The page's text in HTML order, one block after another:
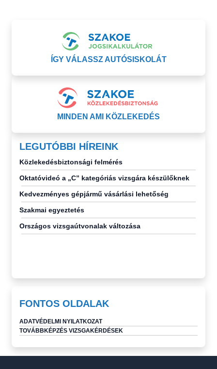
ÍGY VÁLASSZ AUTÓSISKOLÁT
MINDEN AMI KÖZLEKEDÉS
LEGUTÓBBI HÍREINK
Közlekedésbiztonsági felmérés
Oktatóvideó a „C” kategóriás vizsgára készülőknek
Kedvezményes gépjármű vásárlási lehetőség
Szakmai egyeztetés
Országos vizsgaútvonalak változása
FONTOS OLDALAK
ADATVÉDELMI NYILATKOZAT
TOVÁBBKÉPZÉS VIZSGAKÉRDÉSEK